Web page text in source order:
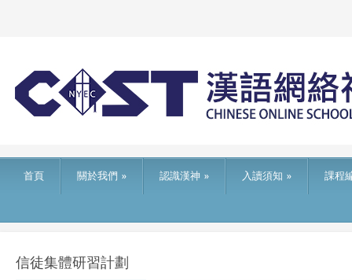
首頁 關於我們 » 認識漢神 » 入讀須知 » 課程
信徒集體研習計劃